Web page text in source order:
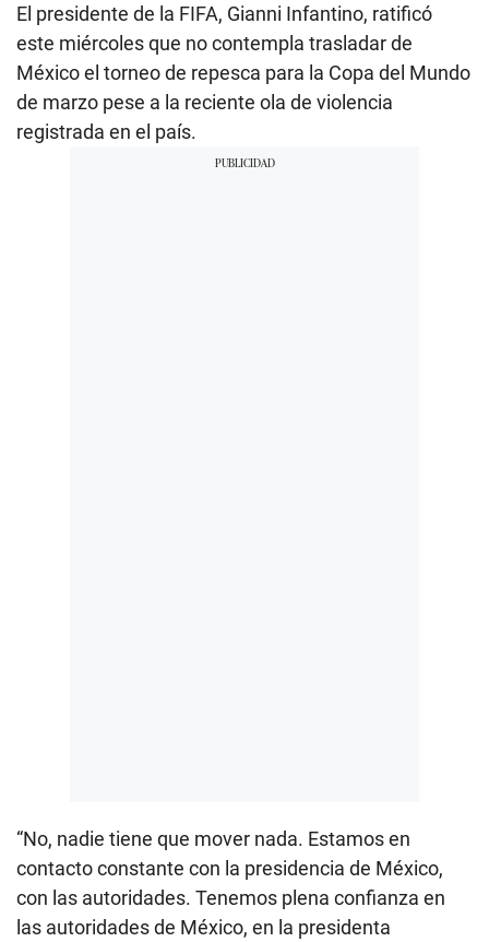
El presidente de la FIFA, Gianni Infantino, ratificó
este miércoles que no contempla trasladar de
México el torneo de repesca para la Copa del Mundo
de marzo pese a la reciente ola de violencia
registrada en el país.
“No, nadie tiene que mover nada. Estamos en
contacto constante con la presidencia de México,
con las autoridades. Tenemos plena confianza en
las autoridades de México, en la presidenta